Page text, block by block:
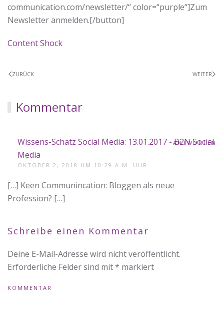
communication.com/newsletter/“ color=“purple“]Zum
Newsletter anmelden.[/button]
Content Shock
ZURÜCK WEITER
Kommentar
Wissens-Schatz Social Media: 13.01.2017 - B2N Social
Media
OKTOBER 2, 2018 UM 10:29 A.M. UHR
ANTWORTEN
[…] Keen Communincation: Bloggen als neue
Profession? […]
Schreibe einen Kommentar
Deine E-Mail-Adresse wird nicht veröffentlicht.
Erforderliche Felder sind mit* markiert
KOMMENTAR